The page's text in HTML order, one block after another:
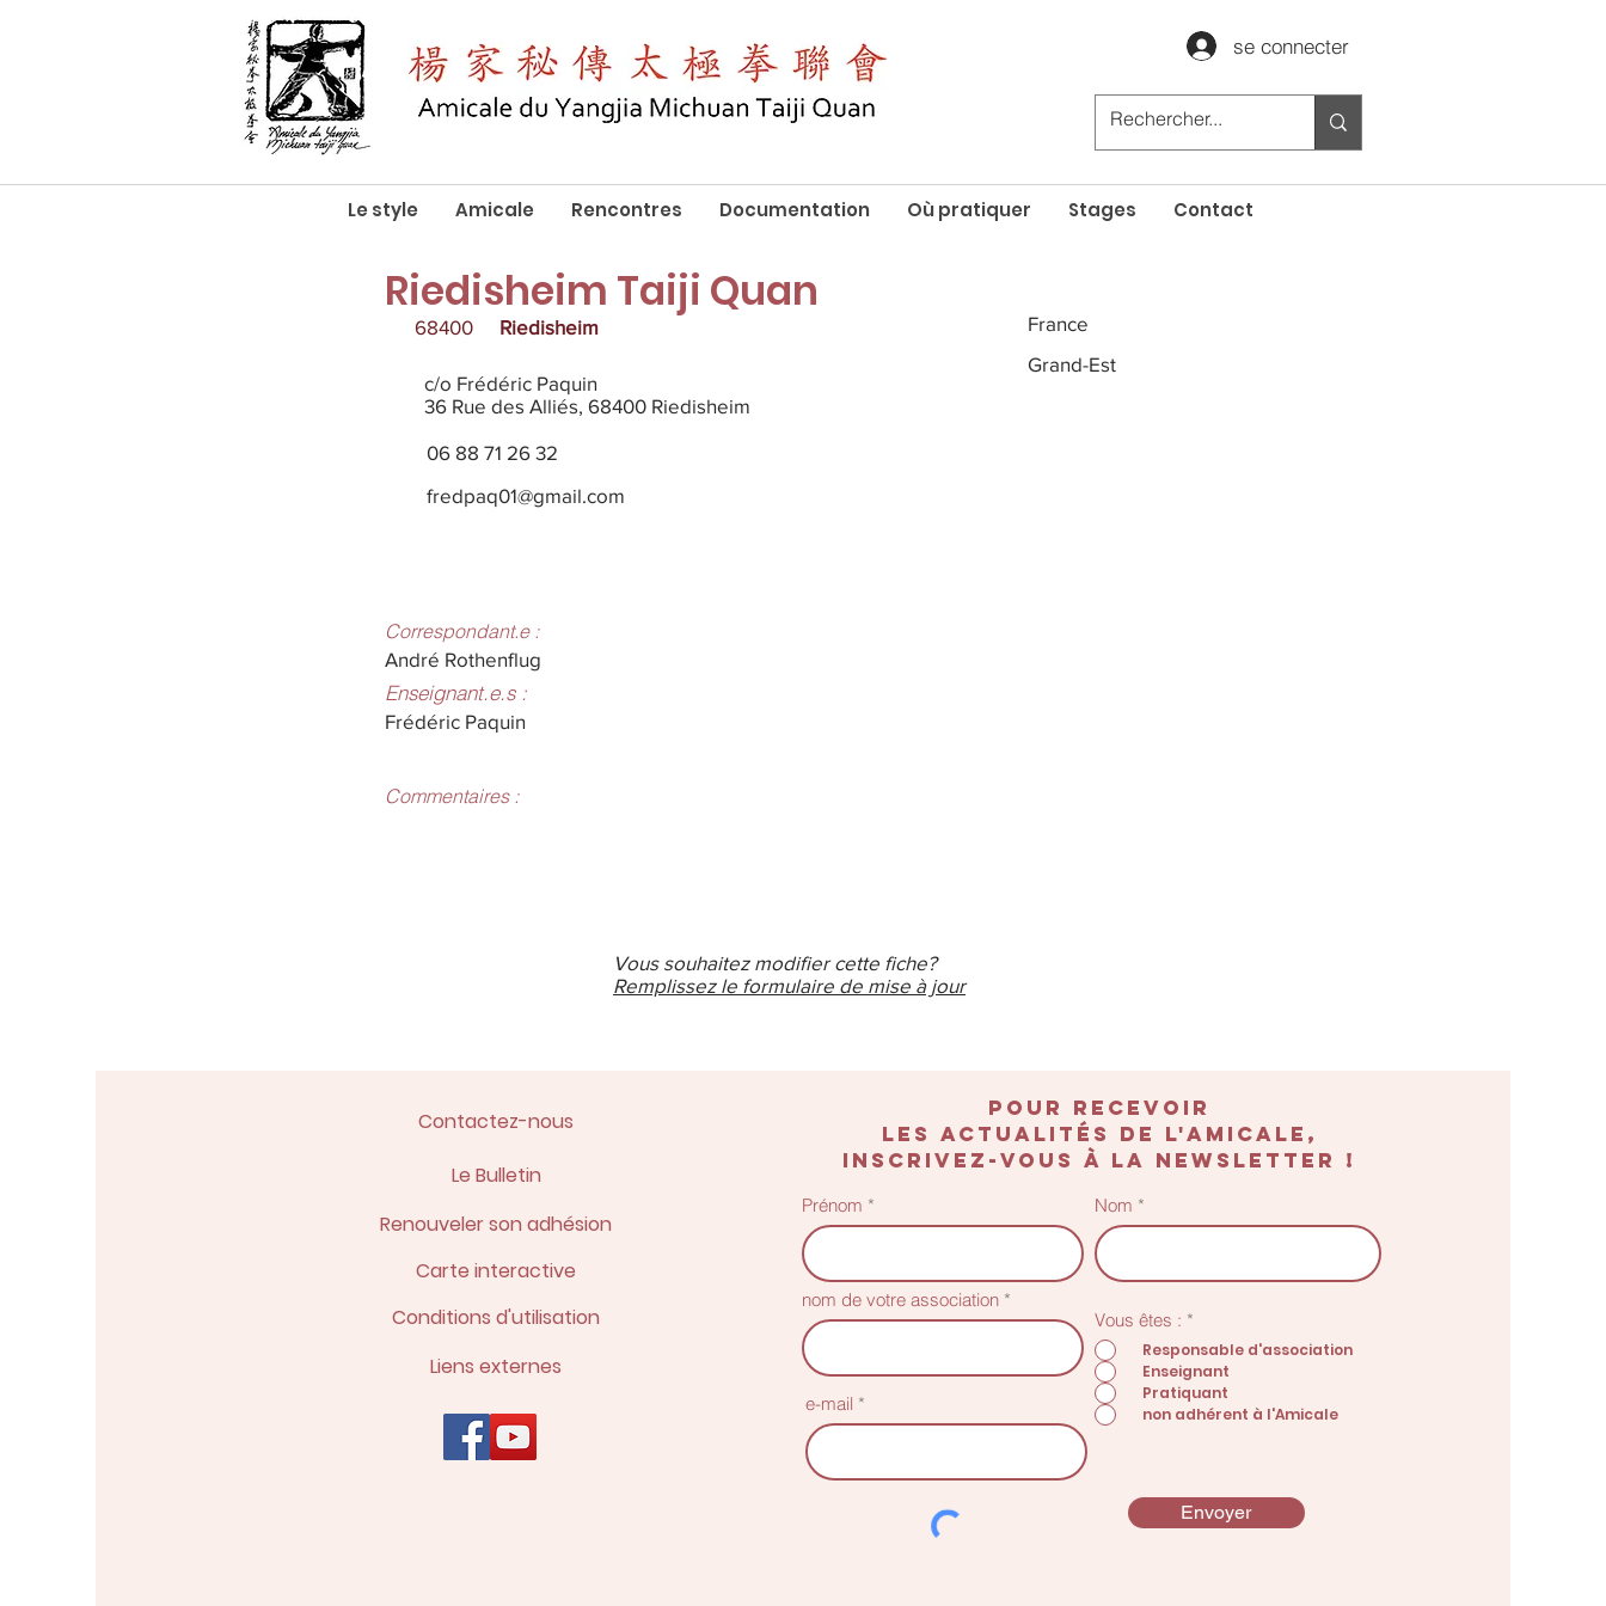
se connecter
Le style Amicale Rencontres Documentation Où pratiquer Stages Contact
Riedisheim Taiji Quan
68400 Riedisheim
c/o Frédéric Paquin
36 Rue des Alliés, 68400 Riedisheim
France
Grand-Est
06 88 71 26 32
fredpaq01@gmail.com
Correspondant.e :
André Rothenflug
Enseignant.e.s :
Frédéric Paquin
Commentaires :
Vous souhaitez modifier cette fiche?
Remplissez le formulaire de mise à jour
Contactez-nous
Le Bulletin
Conditions d'utilisation
Carte interactive
Renouveler son adhésion
Liens externes
POUR recevoir
les actualités de l'amicale,
inscrivez-vous à la newsletter !
Prénom Nom
nom de votre association
e-mail
Vous êtes : *O
l
i
g
a
t
e
Responsable d'association
Enseignant
Pratiquant
non adhérent à l'Amicale
Envoyer